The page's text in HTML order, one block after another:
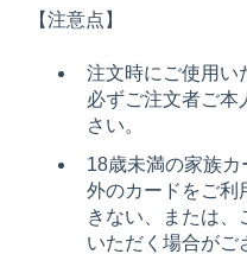
【注意点】
注文時にご使用い
必ずご注文者ご本
さい。
18歳未満の家族
外のカードをご利
きない、または、
いただく場合がご